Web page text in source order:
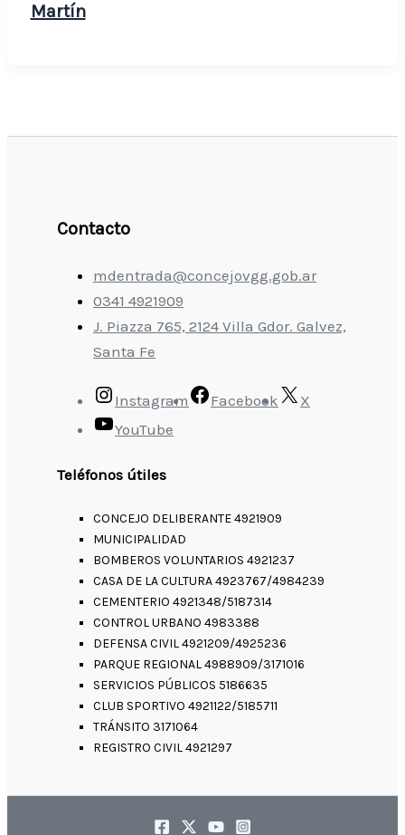
Martín
Contacto
mdentrada@concejovgg.gob.ar
0341 4921909
J. Piazza 765, 2124 Villa Gdor. Galvez,
Santa Fe
Instagram Facebook
X
YouTube
Teléfonos útiles
CONCEJO DELIBERANTE 4921909
MUNICIPALIDAD
BOMBEROS VOLUNTARIOS 4921237
CASA DE LA CULTURA 4923767/4984239
CEMENTERIO 4921348/5187314
CONTROL URBANO 4983388
DEFENSA CIVIL 4921209/4925236
PARQUE REGIONAL 4988909/3171016
SERVICIOS PÚBLICOS 5186635
CLUB SPORTIVO 4921122/5185711
TRÁNSITO 3171064
REGISTRO CIVIL 4921297